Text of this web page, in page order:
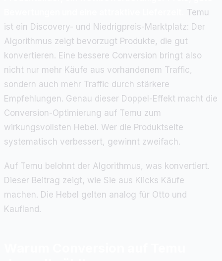
Temu
ist ein Discovery- und Niedrigpreis-Marktplatz: Der
Algorithmus zeigt bevorzugt Produkte, die gut
konvertieren. Eine bessere Conversion bringt also
nicht nur mehr Käufe aus vorhandenem Traffic,
sondern auch mehr Traffic durch stärkere
Empfehlungen. Genau dieser Doppel-Effekt macht die
Conversion-Optimierung auf Temu zum
wirkungsvollsten Hebel. Wer die Produktseite
systematisch verbessert, gewinnt zweifach.
Auf Temu belohnt der Algorithmus, was konvertiert.
Dieser Beitrag zeigt, wie Sie aus Klicks Käufe
machen. Die Hebel gelten analog für Otto und
Kaufland.